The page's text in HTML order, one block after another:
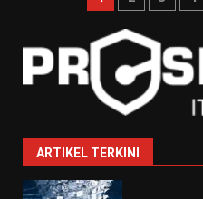
pagination
ARTIKEL TERKINI